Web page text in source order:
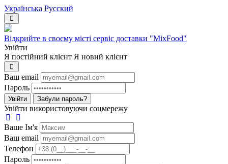
Українська Русский
Відкрийте в своєму місті сервіс доставки "MixFood"
Увійти
Я постійний клієнт Я новий клієнт
Ваш email
Пароль
Увійти Забули пароль?
Увійти використовуючи соцмережу
Ваше Iм'я
Ваш email
Телефон
Пароль